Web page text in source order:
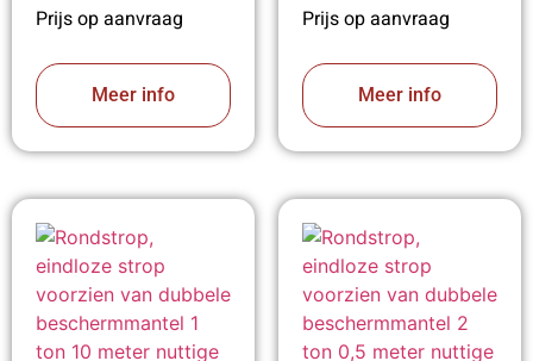
Prijs op aanvraag
Meer info
Prijs op aanvraag
Meer info